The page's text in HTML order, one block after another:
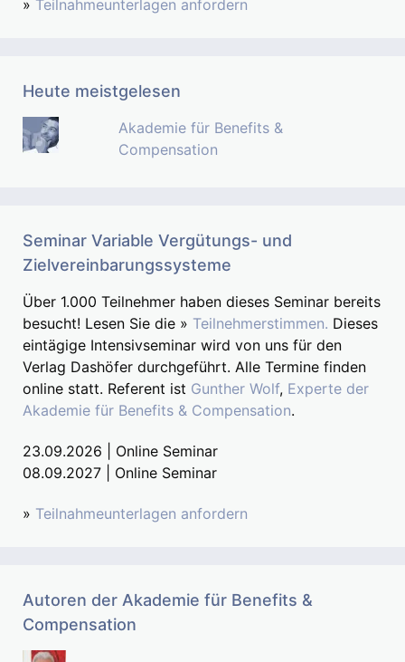
» Teilnahmeunterlagen anfordern
Heute meistgelesen
Akademie für Benefits &
Compensation
Seminar Variable Vergütungs- und
Zielvereinbarungssysteme
Über 1.000 Teilnehmer haben dieses Seminar bereits
besucht! Lesen Sie die » Teilnehmerstimmen. Dieses
eintägige Intensivseminar wird von uns für den
Verlag Dashöfer durchgeführt. Alle Termine finden
online statt. Referent ist Gunther Wolf, Experte der
Akademie für Benefits & Compensation.
23.09.2026 | Online Seminar
08.09.2027 | Online Seminar
» Teilnahmeunterlagen anfordern
Autoren der Akademie für Benefits &
Compensation